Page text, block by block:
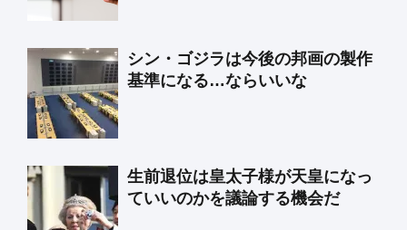
シン・ゴジラは今後の邦画の製作
基準になる…ならいいな
生前退位は皇太子様が天皇になっ
ていいのかを議論する機会だ